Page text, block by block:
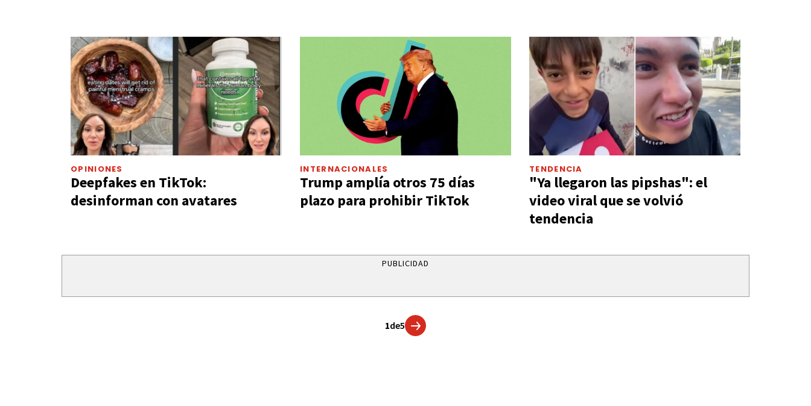
OPINIONES
Deepfakes en TikTok:
desinforman con avatares
INTERNACIONALES
Trump amplía otros 75 días
plazo para prohibir TikTok
TENDENCIA
"Ya llegaron las pipshas": el
video viral que se volvió
tendencia
PUBLICIDAD
1de5